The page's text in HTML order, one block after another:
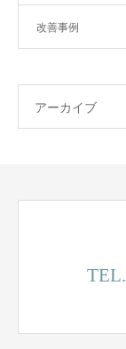
改善事例
アーカイブ
TEL.